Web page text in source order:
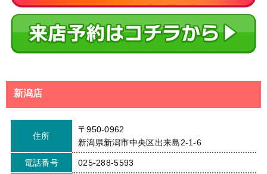
新潟店
住所
〒950-0962
新潟県新潟市中央区出来島2-1-6
電話番号 025-288-5593